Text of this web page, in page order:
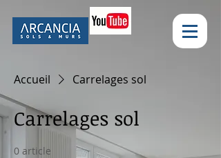
Accueil Carrelages sol
Carrelages sol
0 article